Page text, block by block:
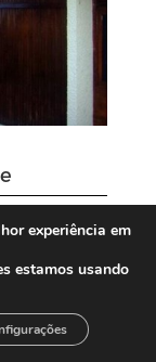
experiência em
estamos usando